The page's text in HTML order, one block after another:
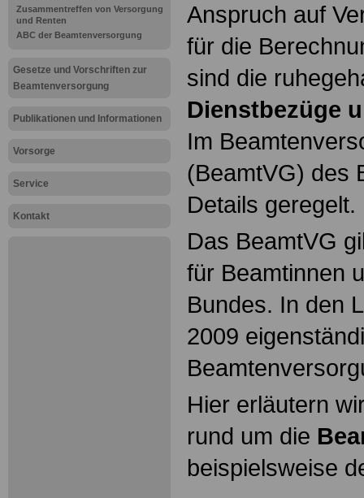
Zusammentreffen von Versorgung
und Renten
ABC der Beamtenversorgung
Gesetze und Vorschriften zur
Beamtenversorgung
Publikationen und Informationen
Vorsorge
Service
Kontakt
Anspruch auf
für die
sind die
Dienstbezüge
Im
(BeamtVG) des
Details geregelt.
Das BeamtVG
für Beamtinnen
Bundes. In den
2009
Hier erläutern
rund um die
beispielsweise